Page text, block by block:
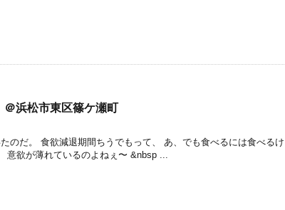
浜松市東区篠ケ瀬町
のだ。 食欲減退期間ちうでもって、 あ、でも食べるには食べるけ
意欲が薄れているのよねぇ〜 &nbsp ...